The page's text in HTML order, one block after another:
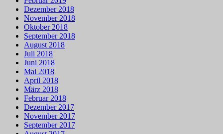
Dezember 2018
November 2018
Oktober 2018
September 2018
August 2018
Juli 2018
Juni 2018
Mai 2018
April 2018
März 2018
Februar 2018
Dezember 2017
November 2017
September 2017